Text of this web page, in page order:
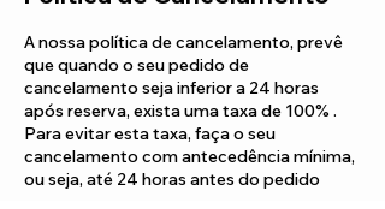
A nossa política de cancelamento, prevê
que quando o seu pedido de
cancelamento seja inferior a 24 horas
após reserva, exista uma taxa de 100% .
Para evitar esta taxa, faça o seu
cancelamento com antecedência mínima,
ou seja, até 24 horas antes do pedido